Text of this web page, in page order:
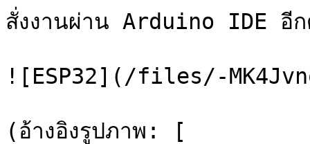
สั่งงานผ่าน Arduino IDE อีก
![ESP32](/files/-
(อ้างอิงรูปภาพ: [